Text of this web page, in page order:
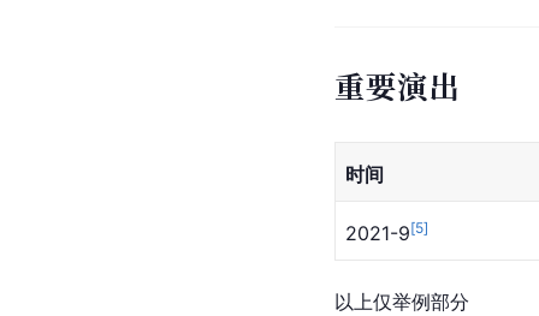
重要演出
时间
2021-9[5]
以上仅举例部分